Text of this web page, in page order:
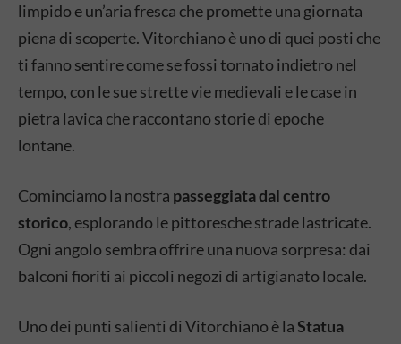
limpido e un’aria fresca che promette una giornata
piena di scoperte. Vitorchiano è uno di quei posti che
ti fanno sentire come se fossi tornato indietro nel
tempo, con le sue strette vie medievali e le case in
pietra lavica che raccontano storie di epoche
lontane.
Cominciamo la nostra passeggiata dal centro
storico, esplorando le pittoresche strade lastricate.
Ogni angolo sembra offrire una nuova sorpresa: dai
balconi fioriti ai piccoli negozi di artigianato locale.
Uno dei punti salienti di Vitorchiano è laStatua